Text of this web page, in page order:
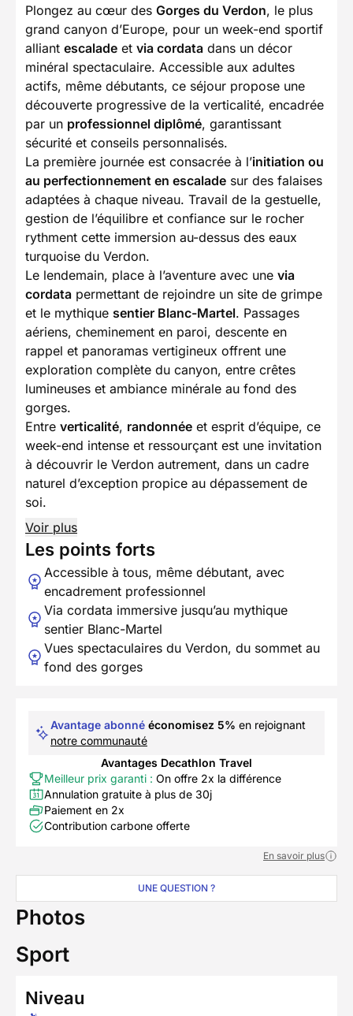
Plongez au cœur des Gorges du Verdon, le plus
grand canyon d’Europe, pour un week-end sportif
alliant escalade et via cordata dans un décor
minéral spectaculaire. Accessible aux adultes
actifs, même débutants, ce séjour propose une
découverte progressive de la verticalité, encadrée
par un professionnel diplômé, garantissant
sécurité et conseils personnalisés.
La première journée est consacrée à l’initiation ou
au perfectionnement en escalade sur des falaises
adaptées à chaque niveau. Travail de la gestuelle,
gestion de l’équilibre et confiance sur le rocher
rythment cette immersion au-dessus des eaux
turquoise du Verdon.
Le lendemain, place à l’aventure avec une via
cordata permettant de rejoindre un site de grimpe
et le mythique sentier Blanc-Martel. Passages
aériens, cheminement en paroi, descente en
rappel et panoramas vertigineux offrent une
exploration complète du canyon, entre crêtes
lumineuses et ambiance minérale au fond des
gorges.
Entre verticalité, randonnée et esprit d’équipe, ce
week-end intense et ressourçant est une invitation
à découvrir le Verdon autrement, dans un cadre
naturel d’exception propice au dépassement de
soi.
Voir plus
Les points forts
Accessible à tous, même débutant, avec
encadrement professionnel
Via cordata immersive jusqu’au mythique
sentier Blanc-Martel
Vues spectaculaires du Verdon, du sommet au
fond des gorges
Avantage abonné économisez 5% en rejoignant
notre communauté
Avantages Decathlon Travel
Meilleur prix garanti : On offre 2x la différence
Annulation gratuite à plus de 30j
Paiement en 2x
Contribution carbone offerte
En savoir plus
UNE QUESTION ?
Photos
Sport
Niveau